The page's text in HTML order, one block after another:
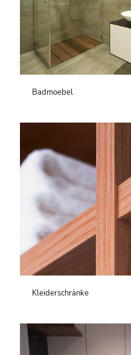
Badmoebel
Kleiderschränke